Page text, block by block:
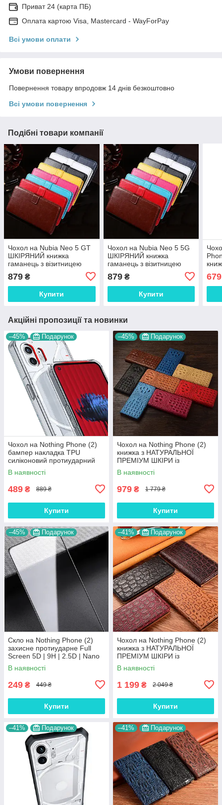
Приват 24 (карта ПБ)
Оплата картою Visa, Mastercard - WayForPay
Всі умови оплати
Умови повернення
Повернення товару впродовж 14 днів безкоштовно
Всі умови повернення
Подібні товари компанії
Чохол на Nubia Neo 5 GT
ШКІРЯНИЙ книжка
гаманець з візитницею
підставкою протиударний
"BENTYAGA"
879 ₴
Купити
Чохол на Nubia Neo 5 5G
ШКІРЯНИЙ книжка
гаманець з візитницею
підставкою протиударний
"BENTYAGA"
879₴
Купити
679
Акційні пропозиції та новинки
–45% Подарунок
Чохол на Nothing Phone (2)
бампер накладка TPU
силіконовий протиударний
прозорий "CRYSTAL"
В наявності
489 ₴ 889 ₴
Купити
–45% Подарунок
Чохол на Nothing Phone (2)
книжка з НАТУРАЛЬНОЇ
ПРЕМІУМ ШКІРИ із
підставкою протиударний
магнітний 3D "CROCOHEAD"
В наявності
979 ₴ 1 779 ₴
Купити
–45% Подарунок
Скло на Nothing Phone (2)
захисне протиударне Full
Screen 5D | 9H | 2.5D | Nano
— покриття "HYPER
В наявності
249 ₴ 449 ₴
Купити
–41% Подарунок
Чохол на Nothing Phone (2)
книжка з НАТУРАЛЬНОЇ
ПРЕМІУМ ШКІРИ із
підставкою протиударний
магнітний "JACOSA"
В наявності
1 199 ₴ 2 049 ₴
Купити
–41% Подарунок –41% Подарунок